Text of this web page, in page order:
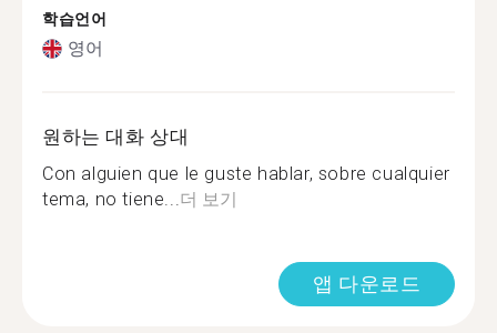
학습언어
영어
원하는 대화 상대
Con alguien que le guste hablar, sobre cualquier
tema, no tiene...더 보기
앱 다운로드